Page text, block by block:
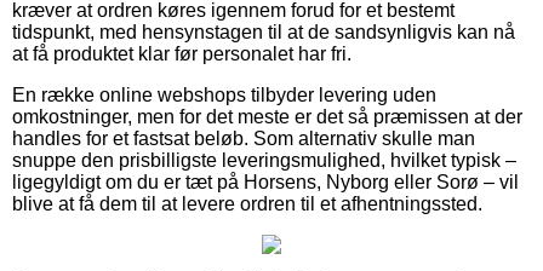
kræver at ordren køres igennem forud for et bestemt
tidspunkt, med hensynstagen til at de sandsynligvis kan nå
at få produktet klar før personalet har fri.
En række online webshops tilbyder levering uden
omkostninger, men for det meste er det så præmissen at der
handles for et fastsat beløb. Som alternativ skulle man
snuppe den prisbilligste leveringsmulighed, hvilket typisk –
ligegyldigt om du er tæt på Horsens, Nyborg eller Sorø – vil
blive at få dem til at levere ordren til et afhentningssted.